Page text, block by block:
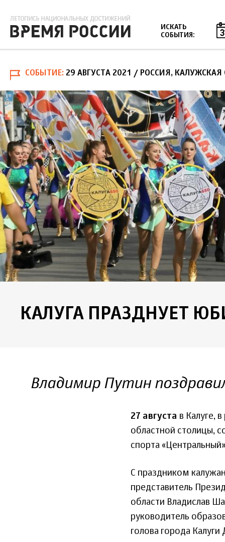
ИСКАТЬ
СОБЫТИЯ:
СОБЫТИЕ 29 АВГУСТА 2021 / РОССИЯ, КАЛУЖСКАЯ
КАЛУГА ПРАЗДНУЕТ
Владимир Путин
27 августа в Калуге,
областной столицы,
спорта
С праздником
представитель
области Владислав
руководитель
голова города